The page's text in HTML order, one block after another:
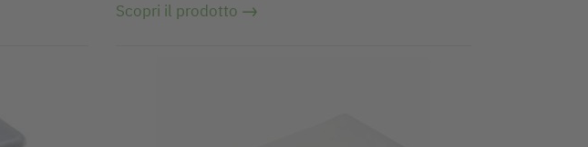
Scopri il prodotto